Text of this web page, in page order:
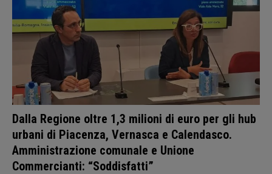
Dalla Regione oltre 1,3 milioni di euro per gli hub
urbani di Piacenza, Vernasca e Calendasco.
Amministrazione comunale e Unione
Commercianti: “Soddisfatti”